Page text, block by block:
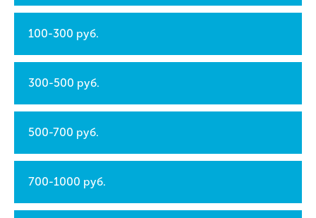
100-300 руб.
300-500 руб.
500-700 руб.
700-1000 руб.